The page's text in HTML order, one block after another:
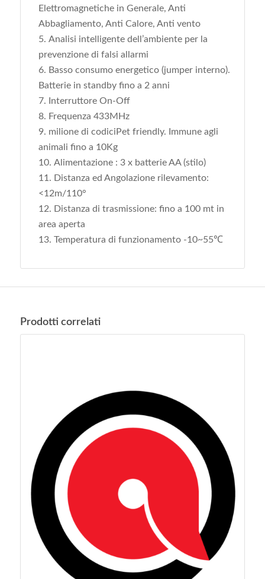
Elettromagnetiche in Generale, Anti
Abbagliamento, Anti Calore, Anti vento
Analisi intelligente dell’ambiente per la
prevenzione di falsi allarmi
Basso consumo energetico (jumper interno).
Batterie in standby fino a 2 anni
Interruttore On-Off
Frequenza 433MHz
milione di codiciPet friendly. Immune agli
animali fino a 10Kg
Alimentazione : 3 x batterie AA (stilo)
Distanza ed Angolazione rilevamento:
<12m/110°
Distanza di trasmissione: fino a 100 mt in
area aperta
Temperatura di funzionamento -10~55℃
Prodotti correlati